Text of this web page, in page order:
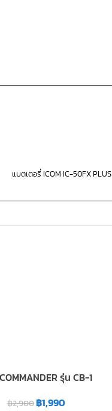
แบตเตอรี่ ICOM IC-50FX PLUS
รุ่น CB-1
฿2,900฿1,990